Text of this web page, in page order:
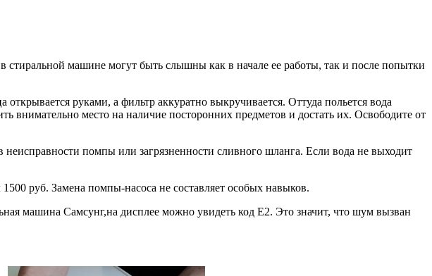
машине могут быть слышны как в начале ее работы, так и после попытки
руками, а фильтр аккуратно выкручивается. Оттуда польется вода
внимательно место на наличие посторонних предметов и достать их. Освободите от
помпы или загрязненности сливного шланга. Если вода не выходит
руб. Замена помпы-насоса не составляет особых навыков.
машина Самсунг,на дисплее можно увидеть код E2. Это значит, что шум вызван